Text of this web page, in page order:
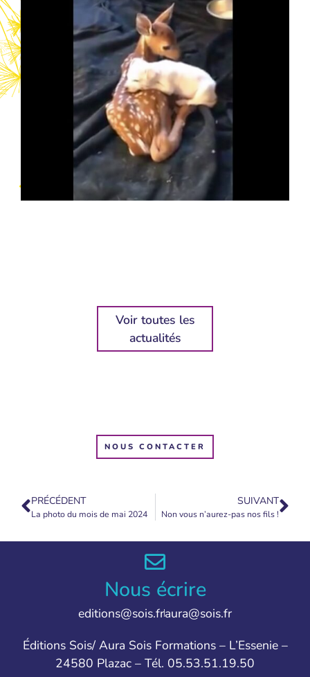
Voir toutes les
actualités
NOUS CONTACTER
PRÉCÉDENT
La photo du mois de mai 2024
SUIVANT
Non vous n’aurez-pas nos fils !
Nous écrire
editions@sois.fraura@sois.fr
Éditions Sois/ Aura Sois Formations – L’Essenie –
24580 Plazac – Tél. 05.53.51.19.50